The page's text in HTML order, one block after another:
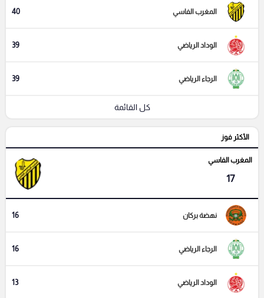
المغرب الفاسي 40
الوداد الرياضي 39
الرجاء الرياضي 39
كل القائمة
الأكثر فوز
المغرب الفاسي
17
نهضة بركان 16
الرجاء الرياضي 16
الوداد الرياضي 13